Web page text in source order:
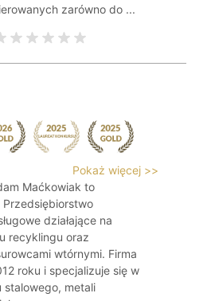
zarówno do ...
Pokaż więcej >>
Maćkowiak to
Przedsiębiorstwo
działające na
recyklingu oraz
wtórnymi. Firma
roku i specjalizuje się w
stalowego, metali